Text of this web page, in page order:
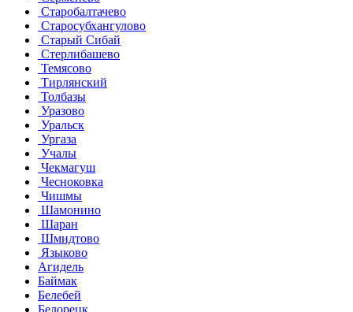
Старобалтачево
Старосубхангулово
Старый Сибай
Стерлибашево
Темясово
Тирлянский
Толбазы
Уразово
Уральск
Ургаза
Учалы
Чекмагуш
Чесноковка
Чишмы
Шамонино
Шаран
Шмидтово
Языково
Агидель
Баймак
Белебей
Белорецк